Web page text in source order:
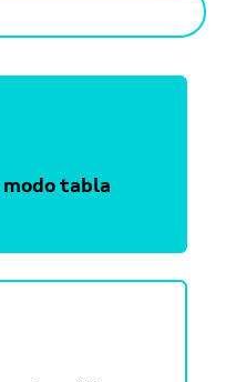
tabla